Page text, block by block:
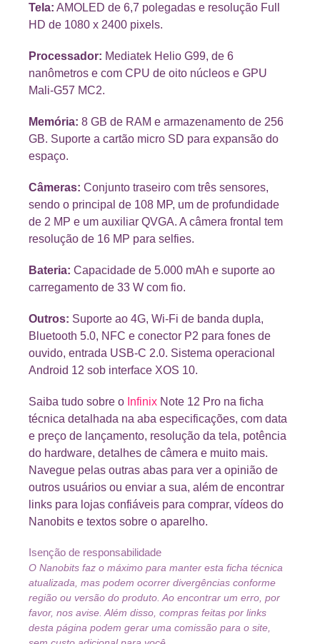
Tela: AMOLED de 6,7 polegadas e resolução Full
HD de 1080 x 2400 pixels.
Processador: Mediatek Helio G99, de 6
nanômetros e com CPU de oito núcleos e GPU
Mali-G57 MC2.
Memória: 8 GB de RAM e armazenamento de 256
GB. Suporte a cartão micro SD para expansão do
espaço.
Câmeras: Conjunto traseiro com três sensores,
sendo o principal de 108 MP, um de profundidade
de 2 MP e um auxiliar QVGA. A câmera frontal tem
resolução de 16 MP para selfies.
Bateria: Capacidade de 5.000 mAh e suporte ao
carregamento de 33 W com fio.
Outros: Suporte ao 4G, Wi-Fi de banda dupla,
Bluetooth 5.0, NFC e conector P2 para fones de
ouvido, entrada USB-C 2.0. Sistema operacional
Android 12 sob interface XOS 10.
Saiba tudo sobre o Infinix Note 12 Pro na ficha
técnica detalhada na aba especificações, com data
e preço de lançamento, resolução da tela, potência
do hardware, detalhes de câmera e muito mais.
Navegue pelas outras abas para ver a opinião de
outros usuários ou enviar a sua, além de encontrar
links para lojas confiáveis para comprar, vídeos do
Nanobits e textos sobre o aparelho.
Isenção de responsabilidade
O Nanobits faz o máximo para manter esta ficha técnica
atualizada, mas podem ocorrer divergências conforme
região ou versão do produto. Ao encontrar um erro, por
favor, nos avise. Além disso, compras feitas por links
desta página podem gerar uma comissão para o site,